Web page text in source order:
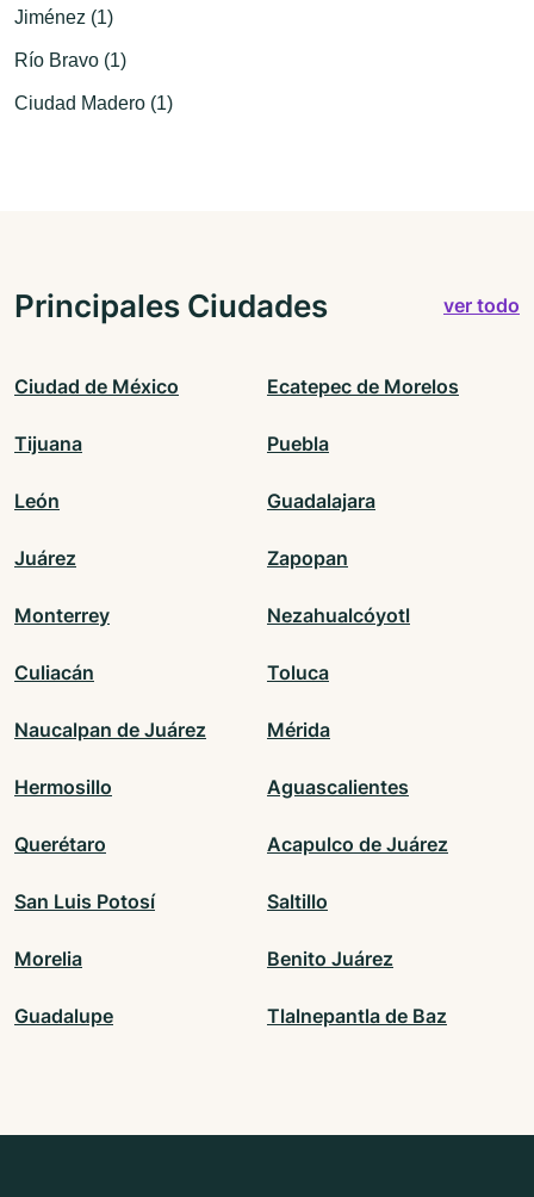
Jiménez (1)
Río Bravo (1)
Ciudad Madero (1)
Principales Ciudades ver todo
Ciudad de México Ecatepec de Morelos
Tijuana Puebla
León Guadalajara
Juárez Zapopan
Monterrey Nezahualcóyotl
Culiacán Toluca
Naucalpan de Juárez Mérida
Hermosillo Aguascalientes
Querétaro Acapulco de Juárez
San Luis Potosí Saltillo
Morelia Benito Juárez
Guadalupe Tlalnepantla de Baz